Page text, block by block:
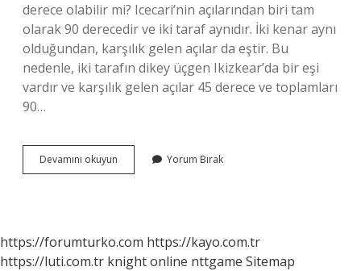
derece olabilir mi? Icecari’nin açılarından biri tam
olarak 90 derecedir ve iki taraf aynıdır. İki kenar aynı
olduğundan, karşılık gelen açılar da eştir. Bu
nedenle, iki tarafın dikey üçgen Ikizkear’da bir eşi
vardır ve karşılık gelen açılar 45 derece ve toplamları
90…
Devamını okuyun
Iç
Olan
Üçgene
Yorum Bırak
https://forumturko.com https://kayo.com.tr
https://luti.com.tr knight online nttgame Sitemap